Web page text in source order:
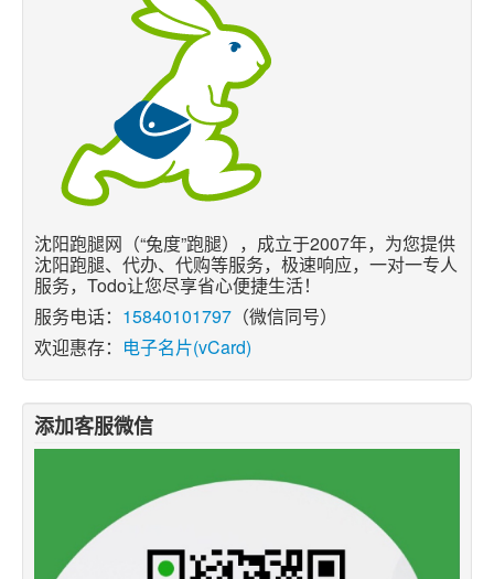
沈阳跑腿网（“兔度”跑腿），成立于2007年，为您提供
沈阳跑腿、代办、代购等服务，极速响应，一对一专人
服务，Todo让您尽享省心便捷生活！
服务电话： 15840101797 （微信同号）
欢迎惠存： 电子名片(vCard)
添加客服微信